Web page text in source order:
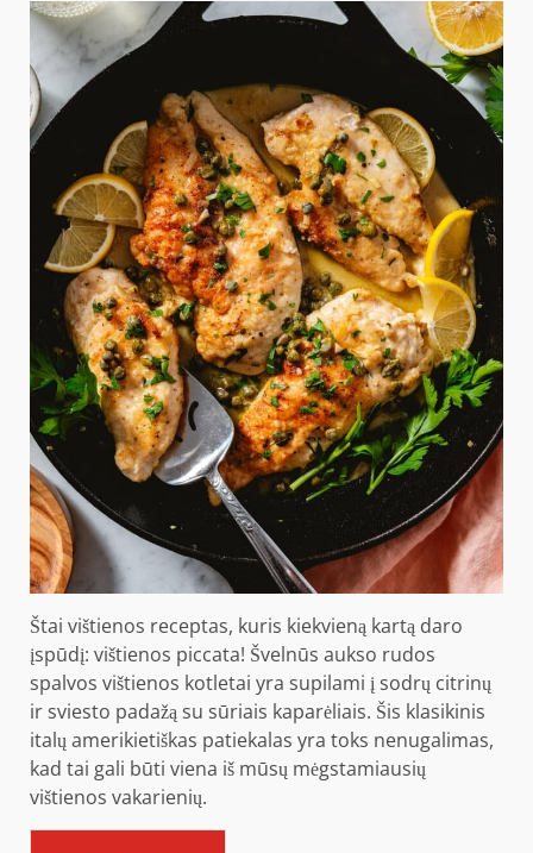
Štai vištienos receptas, kuris kiekvieną kartą daro
įspūdį: vištienos piccata! Švelnūs aukso rudos
spalvos vištienos kotletai yra supilami į sodrų citrinų
ir sviesto padažą su sūriais kaparėliais. Šis klasikinis
italų amerikietiškas patiekalas yra toks nenugalimas,
kad tai gali būti viena iš mūsų mėgstamiausių
vištienos vakarienių.